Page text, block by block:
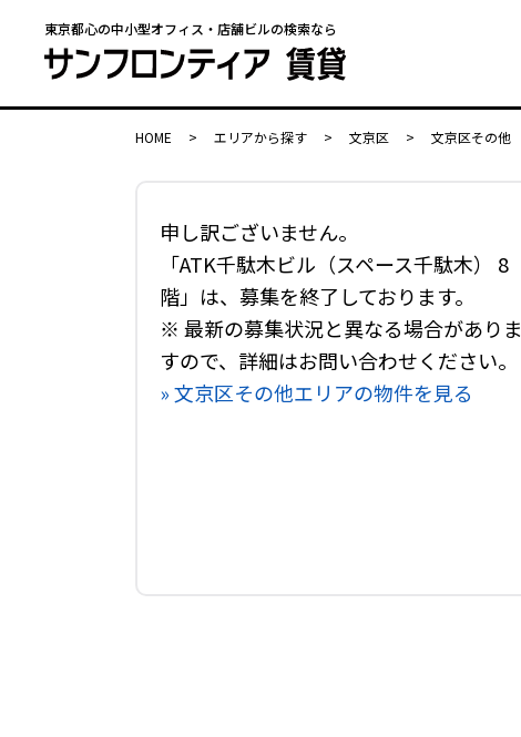
東京都心の中小型オフィス・店舗ビルの検索なら
HOME > エリアから探す > 文京区 > 文京区その他
申し訳ございません。
「ATK千駄木ビル（スペース千駄木） 8
階」は、募集を終了しております。
※ 最新の募集状況と異なる場合がありま
すので、詳細はお問い合わせください。
» 文京区その他エリアの物件を見る